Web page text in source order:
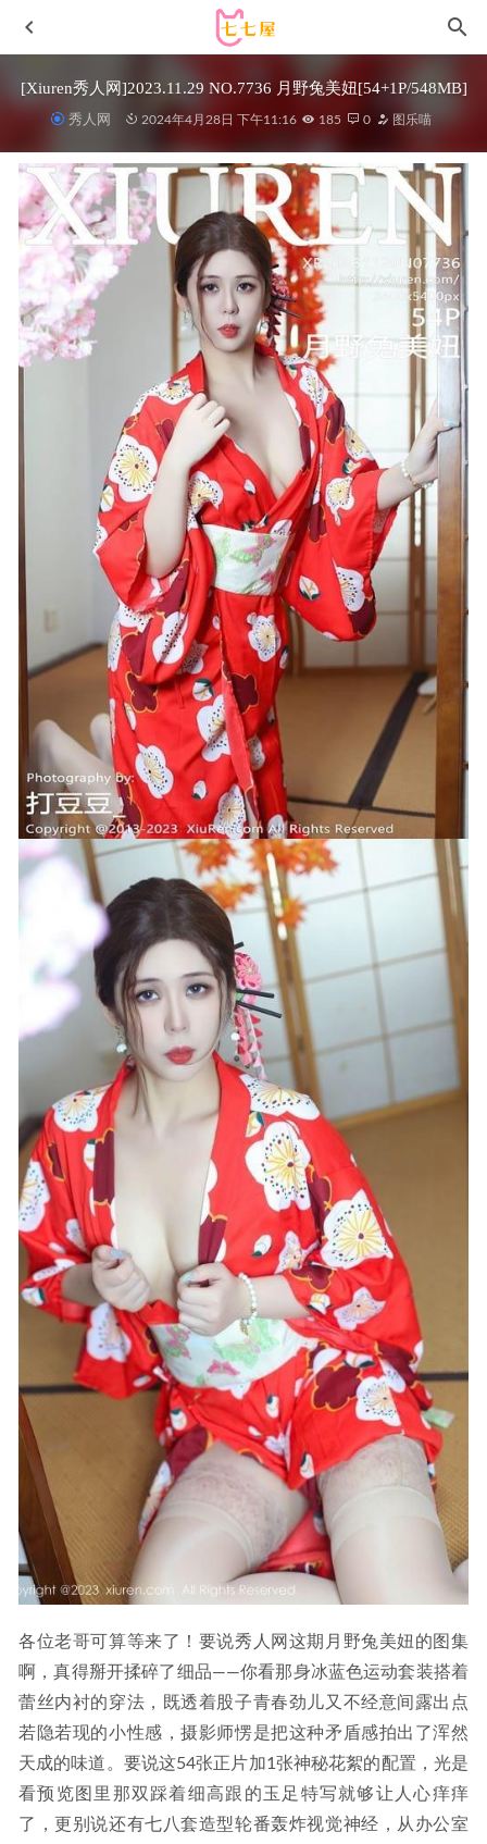
[Xiuren秀人网]2023.11.29 NO.7736 月野兔美妞[54+1P/548MB]
秀人网 2024年4月28日 下午11:16 185 0 图乐喵
各位老哥可算等来了！要说秀人网这期月野兔美妞的图集
啊，真得掰开揉碎了细品——你看那身冰蓝色运动套装搭着
蕾丝内衬的穿法，既透着股子青春劲儿又不经意间露出点
若隐若现的小性感，摄影师愣是把这种矛盾感拍出了浑然
天成的味道。要说这54张正片加1张神秘花絮的配置，光是
看预览图里那双踩着细高跟的玉足特写就够让人心痒痒
了，更别说还有七八套造型轮番轰炸视觉神经，从办公室
果咩酱w – NO.034 小老虎[45P3V-426MB]
抱走莫子AA – NO.62 未亡人太太[65P13V-2.05G]
2024-06-
11
純愛neko – NO.09 猫耳女仆[55P-121MB] 2026-07-01
[Xiuren秀人网]2025.12.19 NO.11128 妲己
_Toxic[73P/863.88MB]
17天前
[Xiuren秀人网]2025.08.01 NO.10614 金允希
Yuki[83P/1.04GB]
2026-03-14